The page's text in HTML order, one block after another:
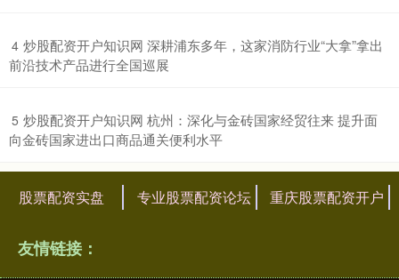
4 ​炒股配资开户知识网 深耕浦东多年，这家消防行业“大拿”拿出
前沿技术产品进行全国巡展
5 ​炒股配资开户知识网 杭州：深化与金砖国家经贸往来 提升面
向金砖国家进出口商品通关便利水平
股票配资实盘 专业股票配资论坛 重庆股票配资开户
友情链接：